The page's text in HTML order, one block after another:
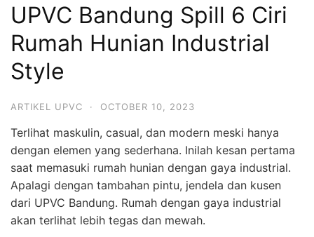
UPVC Bandung Spill 6 Ciri
Rumah Hunian Industrial
Style
ARTIKEL UPVC · OCTOBER 10, 2023
Terlihat maskulin, casual, dan modern meski hanya
dengan elemen yang sederhana. Inilah kesan pertama
saat memasuki rumah hunian dengan gaya industrial.
Apalagi dengan tambahan pintu, jendela dan kusen
dari UPVC Bandung. Rumah dengan gaya industrial
akan terlihat lebih tegas dan mewah.